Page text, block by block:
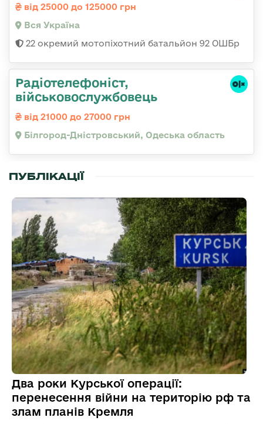
від 25000 до 125000 грн
Вся Україна
22 окремий мотопіхотний батальйон 92 ОШБр
Радіотелефоніст,
військовослужбовець
від 21000 до 27000 грн
Білгород-Дністровський, Одеська область
ПУБЛІКАЦІЇ
Два роки Курської операції:
перенесення війни на територію рф та
злам планів Кремля